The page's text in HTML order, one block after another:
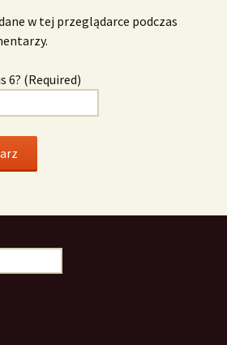
w tej przeglądarce podczas
6? (Required)